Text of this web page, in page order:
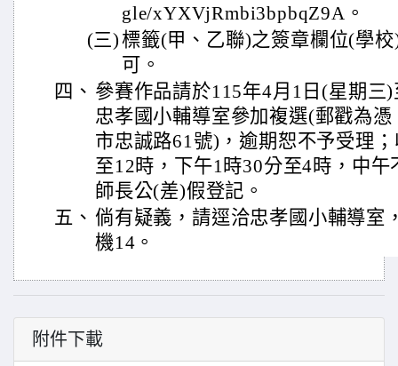
gle/xYXVjRmbi3bpbqZ9A。
(三)標籤(甲、乙聯)之簽章欄位(學
可。
四、 參賽作品請於115年4月1日(星期三
忠孝國小輔導室參加複選(郵戳為
市忠誠路61號)，逾期恕不予受理
至12時，下午1時30分至4時，中
師長公(差)假登記。
五、 倘有疑義，請逕洽忠孝國小輔導室
機14。
附件下載